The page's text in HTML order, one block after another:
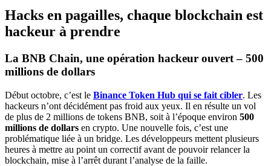
Hacks en pagailles, chaque blockchain est
hackeur à prendre
La BNB Chain, une opération hackeur ouvert – 500
millions de dollars
Début octobre, c’est le Binance Token Hub qui se fait cibler. Les
hackeurs n’ont décidément pas froid aux yeux. Il en résulte un vol
de plus de 2 millions de tokens BNB, soit à l’époque environ 500
millions de dollars en crypto. Une nouvelle fois, c’est une
problématique liée à un bridge. Les développeurs mettent plusieurs
heures à mettre au point un correctif avant de pouvoir relancer la
blockchain, mise à l’arrêt durant l’analyse de la faille.